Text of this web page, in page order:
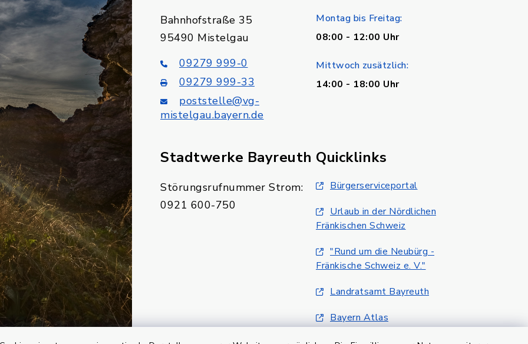
Bahnhofstraße 35
95490 Mistelgau
09279 999-0
09279 999-33
poststelle@vg-
mistelgau.bayern.de
Montag bis Freitag:
08:00 - 12:00 Uhr
Mittwoch zusätzlich:
14:00 - 18:00 Uhr
Stadtwerke Bayreuth
Störungsrufnummer Strom:
0921 600-750
Quicklinks
Bürgerserviceportal
Urlaub in der Nördlichen
Fränkischen Schweiz
"Rund um die Neubürg -
Fränkische Schweiz e. V."
Landratsamt Bayreuth
Bayern Atlas